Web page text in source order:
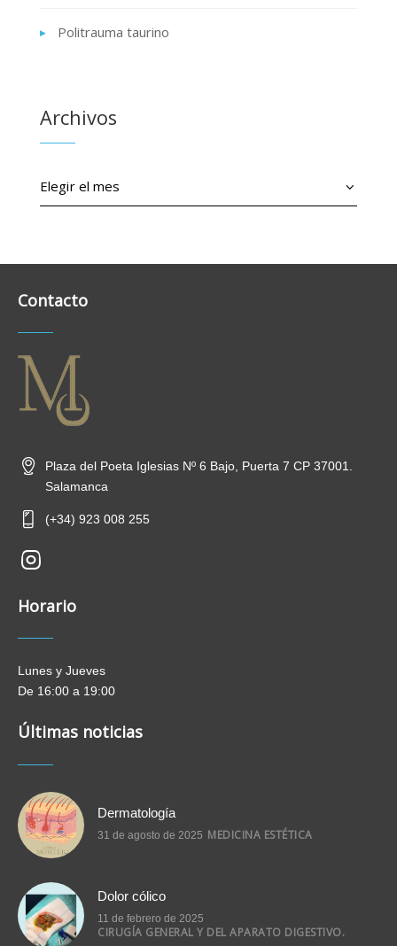
Politrauma taurino
Archivos
Archivos
Contacto
Plaza del Poeta Iglesias Nº 6 Bajo, Puerta 7 CP 37001.
Salamanca
(+34) 923 008 255
new-
insta
Horario
Lunes y Jueves
De 16:00 a 19:00
Últimas noticias
MEDICINA ESTÉTICA
31 de agosto de 2025
Dermatología
CIRUGÍA GENERAL Y DEL APARATO DIGESTIVO.
11 de febrero de 2025
Dolor cólico